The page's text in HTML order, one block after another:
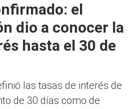
el
dio a conocer la
hasta el 30 de
las tasas de interés de
de 30 días como de